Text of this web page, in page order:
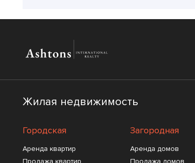
Жилая недвижимость
Городская
Аренда квартир
Продажа квартир
Загородная
Аренда домов
Продажа домов